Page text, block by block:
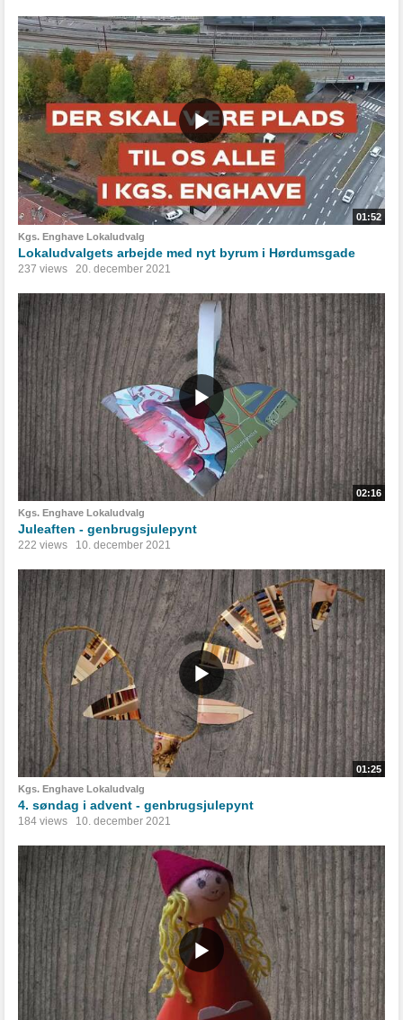
01:52
Kgs. Enghave Lokaludvalg
Lokaludvalgets arbejde med nyt byrum i Hørdumsgade
237 views 20. december 2021
02:16
Kgs. Enghave Lokaludvalg
Juleaften - genbrugsjulepynt
222 views 10. december 2021
01:25
Kgs. Enghave Lokaludvalg
4. søndag i advent - genbrugsjulepynt
184 views 10. december 2021